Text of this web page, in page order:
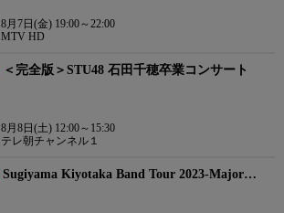
8月7日(金) 19:00～22:00
MTV HD
＜完全版＞STU48 石田千穂卒業コンサート
8月8日(土) 12:00～15:30
テレ朝チャンネル１
Sugiyama Kiyotaka Band Tour 2023-Major…